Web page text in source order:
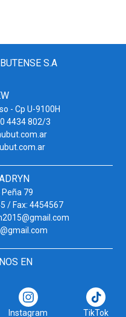
S.A
- Cp U-9100H
4434 802/3
79
/ Fax: 4454567
EN
Instagram TikTok